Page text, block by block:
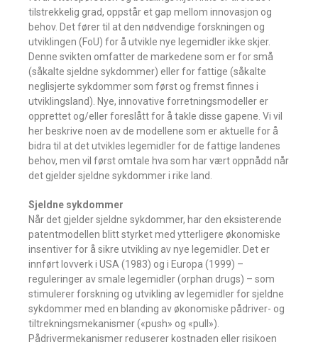
tilstrekkelig grad, oppstår et gap mellom innovasjon og
behov. Det fører til at den nødvendige forskningen og
utviklingen (FoU) for å utvikle nye legemidler ikke skjer.
Denne svikten omfatter de markedene som er for små
(såkalte sjeldne sykdommer) eller for fattige (såkalte
neglisjerte sykdommer som først og fremst finnes i
utviklingsland). Nye, innovative forretningsmodeller er
opprettet og/eller foreslått for å takle disse gapene. Vi vil
her beskrive noen av de modellene som er aktuelle for å
bidra til at det utvikles legemidler for de fattige landenes
behov, men vil først omtale hva som har vært oppnådd når
det gjelder sjeldne sykdommer i rike land.
Sjeldne sykdommer
Når det gjelder sjeldne sykdommer, har den eksisterende
patentmodellen blitt styrket med ytterligere økonomiske
insentiver for å sikre utvikling av nye legemidler. Det er
innført lovverk i USA (1983) og i Europa (1999) –
reguleringer av smale legemidler (orphan drugs) – som
stimulerer forskning og utvikling av legemidler for sjeldne
sykdommer med en blanding av økonomiske pådriver- og
tiltrekningsmekanismer («push» og «pull»).
Pådrivermekanismer reduserer kostnaden eller risikoen